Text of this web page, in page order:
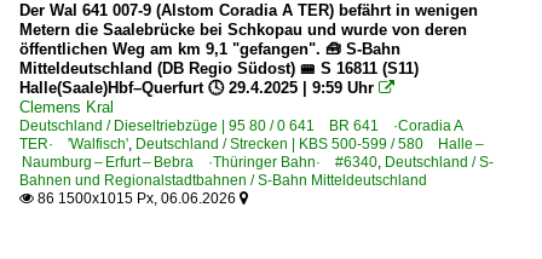
Der Wal 641 007-9 (Alstom Coradia A TER) befährt in wenigen
Metern die Saalebrücke bei Schkopau und wurde von deren
öffentlichen Weg am km 9,1 "gefangen". 🧰 S-Bahn
Mitteldeutschland (DB Regio Südost) 🚝 S 16811 (S11)
Halle(Saale)Hbf–Querfurt 🕓 29.4.2025 | 9:59 Uhr 
Clemens Kral
Deutschland / Dieseltriebzüge | 95 80 / 0 641 BR 641 ·Coradia A
TER· 'Walfisch', Deutschland / Strecken | KBS 500-599 / 580 Halle –
Naumburg – Erfurt – Bebra ·Thüringer Bahn· #6340, Deutschland / S-
Bahnen und Regionalstadtbahnen / S-Bahn Mitteldeutschland
 86 1500x1015 Px, 06.06.2026 